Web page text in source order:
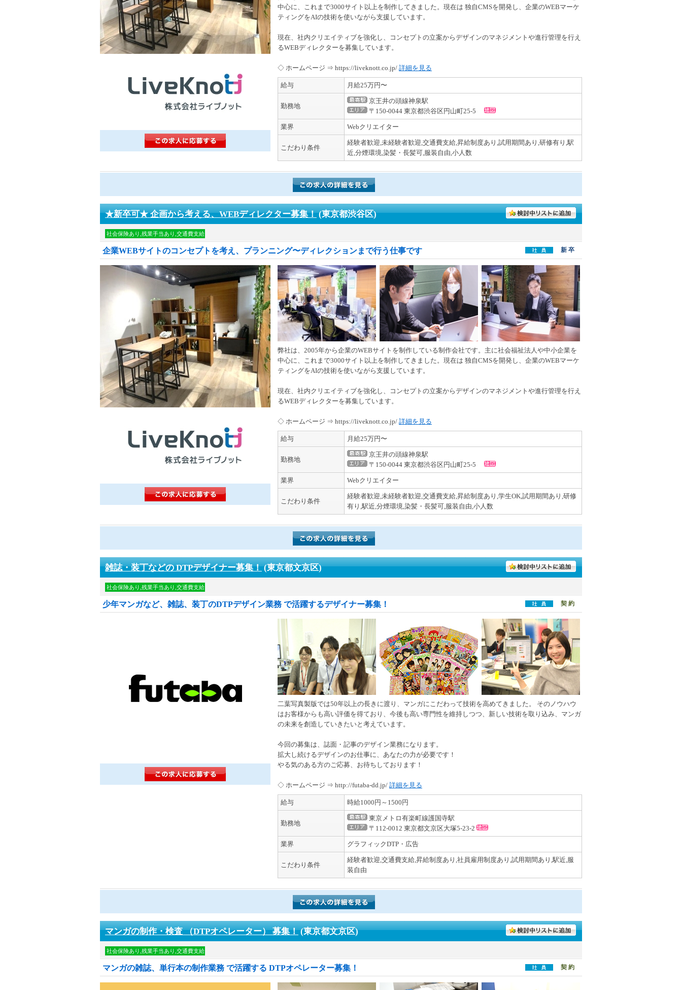
中心に、これまで3000サイト以上を制作してきました。現在は 独自CMSを開発し、企業のWEBマーケ
ティングをAIの技術を使いながら支援しています。
現在、社内クリエイティブを強化し、コンセプトの立案からデザインのマネジメントや進行管理を行え
るWEBディレクターを募集しています。
◇ ホームページ ⇒ https://liveknott.co.jp/ 詳細を見る
給与 月給25万円〜
勤務地
京王井の頭線神泉駅
〒150-0044 東京都渋谷区円山町25-5
業界 Webクリエイター
こだわり条件
経験者歓迎,未経験者歓迎,交通費支給,昇給制度あり,試用期間あり,研修有り,駅
近,分煙環境,染髪・長髪可,服装自由,小人数
★新卒可★ 企画から考える、WEBディレクター募集！(東京都渋谷区)
社会保険あり,残業手当あり,交通費支給
企業WEBサイトのコンセプトを考え、プランニング〜ディレクションまで行う仕事です 新 卒
弊社は、2005年から企業のWEBサイトを制作している制作会社です。主に社会福祉法人や中小企業を
中心に、これまで3000サイト以上を制作してきました。現在は 独自CMSを開発し、企業のWEBマーケ
ティングをAIの技術を使いながら支援しています。
現在、社内クリエイティブを強化し、コンセプトの立案からデザインのマネジメントや進行管理を行え
るWEBディレクターを募集しています。
◇ ホームページ ⇒ https://liveknott.co.jp/ 詳細を見る
給与 月給25万円〜
勤務地
京王井の頭線神泉駅
〒150-0044 東京都渋谷区円山町25-5
業界 Webクリエイター
こだわり条件
経験者歓迎,未経験者歓迎,交通費支給,昇給制度あり,学生OK,試用期間あり,研修
有り,駅近,分煙環境,染髪・長髪可,服装自由,小人数
雑誌・装丁などの DTPデザイナー募集！(東京都文京区)
社会保険あり,残業手当あり,交通費支給
少年マンガなど、雑誌、装丁のDTPデザイン業務 で活躍するデザイナー募集！ 契 約
二葉写真製版では50年以上の長きに渡り、マンガにこだわって技術を高めてきました。 そのノウハウ
はお客様からも高い評価を得ており、今後も高い専門性を維持しつつ、新しい技術を取り込み、マンガ
の未来を創造していきたいと考えています。
今回の募集は、誌面・記事のデザイン業務になります。
拡大し続けるデザインのお仕事に、あなたの力が必要です！
やる気のある方のご応募、お待ちしております！
◇ ホームページ ⇒ http://futaba-dd.jp/ 詳細を見る
給与 時給1000円～1500円
勤務地
東京メトロ有楽町線護国寺駅
〒112-0012 東京都文京区大塚5-23-2
業界 グラフィックDTP・広告
こだわり条件
経験者歓迎,交通費支給,昇給制度あり,社員雇用制度あり,試用期間あり,駅近,服
装自由
マンガの制作・検査 （DTPオペレーター） 募集！(東京都文京区)
社会保険あり,残業手当あり,交通費支給
マンガの雑誌、単行本の制作業務 で活躍する DTPオペレーター募集！ 契 約